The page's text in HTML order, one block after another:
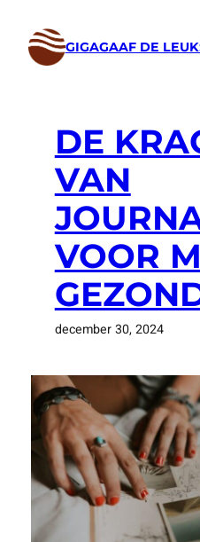
naar
GIGAGAAF DE
DE
VAN
VOOR
december 30, 2024